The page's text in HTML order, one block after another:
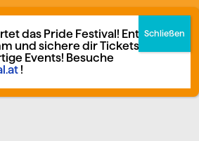
das Pride Festival! Entdecke
und sichere dir Tickets für
Events! Besuche
!